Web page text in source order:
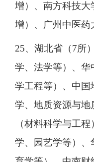
增）、南方科技大
增）、广州中医药
25、湖北省（7所
学、法学等）、华
学工程等）、中国
学、地质资源与地
（材料科学与工
学、园艺学等）、